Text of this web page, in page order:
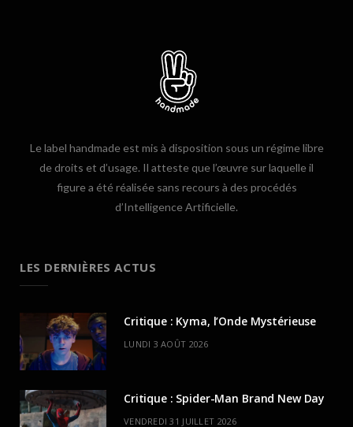
Le label handmade est mis à disposition sous un régime libre
de droits et d’usage. Il atteste que l’œuvre sur laquelle il
figure a été réalisée sans recours à des procédés
d’Intelligence Artificielle.
LES DERNIÈRES ACTUS
Critique : Kyma, l’Onde Mystérieuse
LUNDI 3 AOÛT 2026
Critique : Spider-Man Brand New Day
VENDREDI 31 JUILLET 2026